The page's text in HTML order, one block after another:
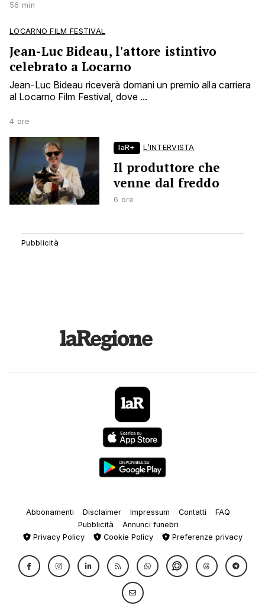
56 min
LOCARNO FILM FESTIVAL
Jean-Luc Bideau, l'attore istintivo
celebrato a Locarno
Jean-Luc Bideau riceverà domani un premio alla carriera
al Locarno Film Festival, dove ...
4 ore
laR+ L’INTERVISTA
Il produttore che
venne dal freddo
6 ore
Abbonamenti Disclaimer Impressum Contatti
FAQ
Pubblicità
Annunci funebri
Privacy Policy
Cookie Policy Preferenze privacy